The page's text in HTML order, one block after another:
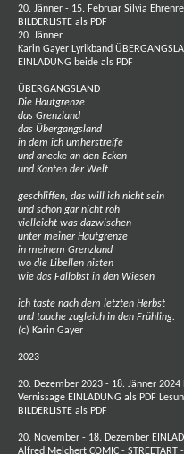
20. Jänner - 15. Februar Silvia
BILDERLISTE als PDF
20. Jänner
Karin Gayer Lyrikband
EINLADUNG beide als PDF
ÜBERGANGSLAND
Die Hautgrenze
das Grenzland
das Übergangsland
in dem ich umherstreife
und anecke an den Ecken
und Kanten der Welt
geschliffen, das will ich nicht sein
und schon gar nicht roh
vielleicht was dazwischen
unter meiner Hautgrenze
in meinem Grenzland
wo die Libellen nisten
wie das Fallobst in den Wiesen
ich taste nach dem letzten Herbst
und tauche zugleich in den Frühling.
(c) Karin Gayer
2023
20. Dezember 2023 - 18. Jänner 2024
Vernissage EINLADUNG als PDF
BILDERLISTE als PDF
20. November - 18. Dezember
Alfred Melchert COMIC -